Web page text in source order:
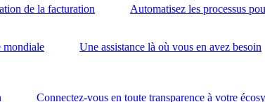
de la facturation Automatisez les processus
mondiale Une assistance là où vous en avez besoin
Connectez-vous en toute transparence à votre